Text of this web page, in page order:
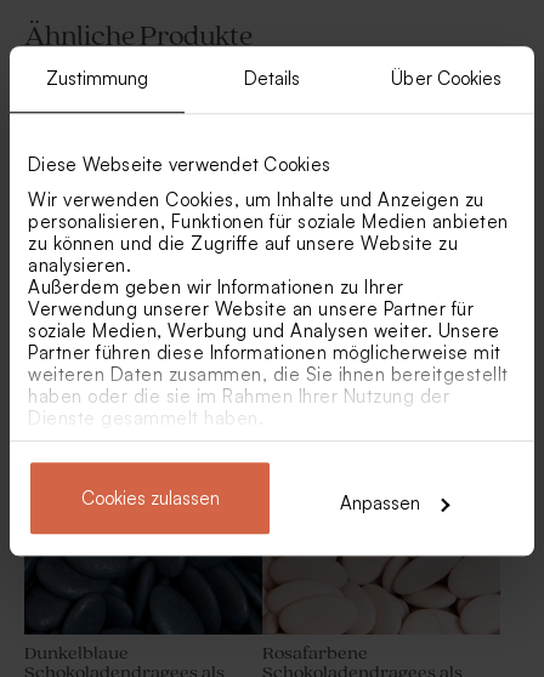
Zustimmung Details Über Cookies
Diese Webseite verwendet Cookies
Wir verwenden Cookies, um Inhalte und Anzeigen zu
personalisieren, Funktionen für soziale Medien anbieten
zu können und die Zugriffe auf unsere Website zu
analysieren.
Außerdem geben wir Informationen zu Ihrer
Verwendung unserer Website an unsere Partner für
soziale Medien, Werbung und Analysen weiter. Unsere
Partner führen diese Informationen möglicherweise mit
weiteren Daten zusammen, die Sie ihnen bereitgestellt
haben oder die sie im Rahmen Ihrer Nutzung der
Dienste gesammelt haben.
Cookies zulassen Anpassen
Originelles Gastgeschenk
Modernes Design
Parfümzerstäuber aus Glas
Gastgeschenk Glasröhrchen
mit Korken und
aufgedrucktem Namen zur
Geriffeltes Glasgefäß zur
Holzdeckel gelasert
Ähnliche Produkte
Graue Schokoladendragees
als Gastgeschenk zur Taufe 1
kg (± 240 Stück)
Marmorblaue Schokolinsen
als Gastgeschenk zur Geburt
1 kg (± 1120 Stück)
Dunkelblaue
Rosafarbene